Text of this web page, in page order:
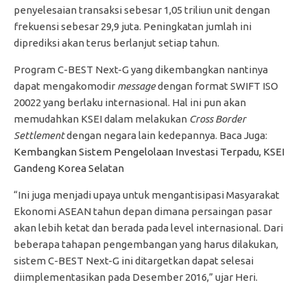
penyelesaian transaksi sebesar 1,05 triliun unit dengan
frekuensi sebesar 29,9 juta. Peningkatan jumlah ini
diprediksi akan terus berlanjut setiap tahun.
Program C-BEST Next-G yang dikembangkan nantinya
dapat mengakomodir messagedengan format SWIFT ISO
20022 yang berlaku internasional. Hal ini pun akan
memudahkan KSEI dalam melakukan Cross Border
Settlementdengan negara lain kedepannya. Baca Juga:
Kembangkan Sistem Pengelolaan Investasi Terpadu, KSEI
Gandeng Korea Selatan
“Ini juga menjadi upaya untuk mengantisipasi Masyarakat
Ekonomi ASEAN tahun depan dimana persaingan pasar
akan lebih ketat dan berada pada level internasional. Dari
beberapa tahapan pengembangan yang harus dilakukan,
sistem C-BEST Next-G ini ditargetkan dapat selesai
diimplementasikan pada Desember 2016,” ujar Heri.